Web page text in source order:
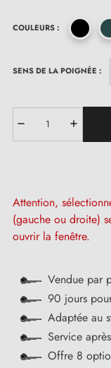
COULEURS :
SENS DE LA POIGNÉE :
Attention,
(gauche ou droite)
ouvrir la fenêtre.
Vendue par
90 jours
Adaptée au
Service
Offre 8